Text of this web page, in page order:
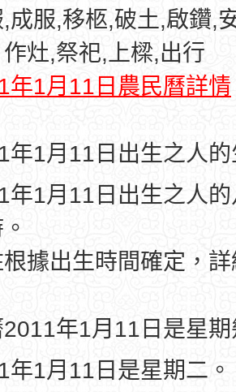
,成服,移柩,破土,啟鑽,
灶,祭祀,上樑,出行
年1月11日農民曆詳情
年1月11日出生之人
年1月11日出生之人
根據出生時間確定，
2011年1月11日是星
年1月11日是星期二。